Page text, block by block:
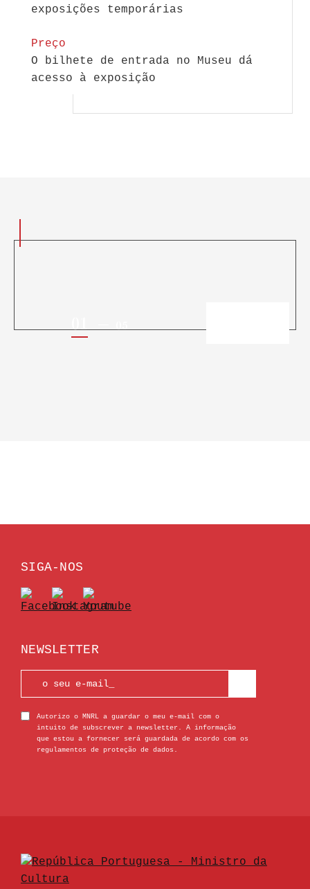
exposições temporárias
Preço
O bilhete de entrada no Museu dá
acesso à exposição
01 05
SIGA-NOS
NEWSLETTER
Autorizo o MNRL a guardar o meu e-mail com o
intuito de subscrever a newsletter. A informação
que estou a fornecer será guardada de acordo com os
regulamentos de proteção de dados.